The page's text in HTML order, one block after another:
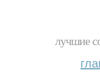
лучшие